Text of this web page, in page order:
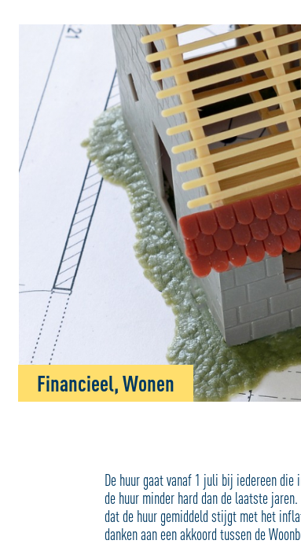
Financieel, Wonen
De huur gaat vanaf 1 juli bij iedereen
de huur minder hard dan de laatste
dat de huur gemiddeld stijgt met het
danken aan een akkoord tussen de